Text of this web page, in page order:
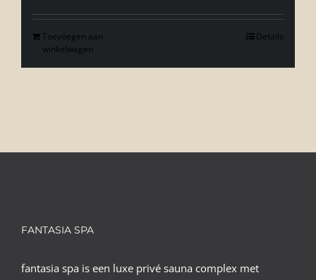
Toevoegen aan
winkelwagen
Details
FANTASIA SPA
fantasia spa is een luxe privé sauna complex met